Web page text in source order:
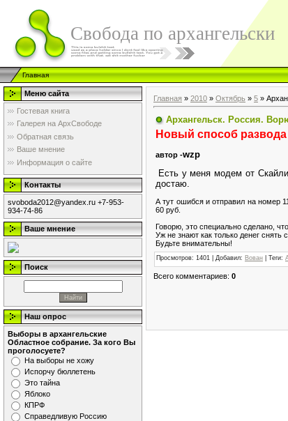
Свобода по архангельски
Главная
Меню сайта
Гостевая книга
Галерея на АрхСвободе
Обратная связь
Ваше мнение
Информация о сайте
Контакты
svoboda2012@yandex.ru +7-953-
934-74-86
Ваше мнение
Поиск
Наш опрос
Выборы в архангельские
Областное собрание. За кого Вы
проголосуете?
На выборы не хожу
Испорчу бюллетень
Это тайна
Яблоко
КПРФ
Справедливую Россию
Главная » 2010 » Октябрь » 5 »
Архангельск. Россия.
Новый способ
автор -wzp
Есть у меня модем от
достаю.
А тут ошибся и отправил на номер
60 руб.
Говорю, это специально сделано,
Уж не знают как только денег снять
Будьте внимательны!
Просмотров: 1401 | Добавил: Вован Теги:
Всего комментариев: 0